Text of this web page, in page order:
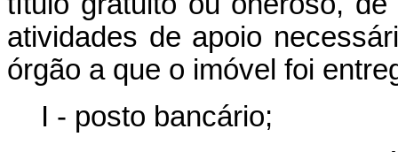
atividades de apoio
órgão a que o imóvel foi
I - posto bancário;